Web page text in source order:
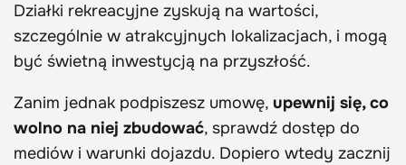
Działki rekreacyjne zyskują na wartości,
szczególnie w atrakcyjnych lokalizacjach, i mogą
być świetną inwestycją na przyszłość.
Zanim jednak podpiszesz umowę, upewnij się, co
wolno na niej zbudować, sprawdź dostęp do
mediów i warunki dojazdu. Dopiero wtedy zacznij